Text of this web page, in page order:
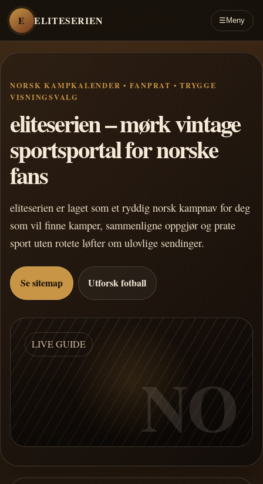
E ELITESERIEN ☰ Meny
NORSK KAMPKALENDER • FANPRAT • TRYGGE
VISNINGSVALG
eliteserien – mørk vintage
sportsportal for norske
fans
eliteserien er laget som et ryddig norsk kampnav for deg
som vil finne kamper, sammenligne oppgjør og prate
sport uten rotete løfter om ulovlige sendinger.
Se sitemap Utforsk fotball
LIVE GUIDE
NO